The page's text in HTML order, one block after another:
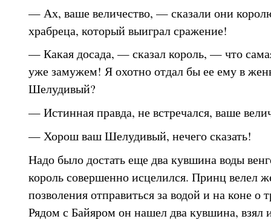
— Ах, ваше величество, — сказали они
храбреца, который выиграл сражение!
— Какая досада, — сказал король, — что
уже замужем! Я охотно отдал бы ее ему в
Шелудивый?
— Истинная правда, не встречался, ваше
— Хорош ваш Шелудивый, нечего сказать!
Надо было достать еще два кувшина воды
король совершенно исцелился. Принц велел
позволения отправиться за водой и на коне о
Рядом с Байяром он нашел два кувшина, взял